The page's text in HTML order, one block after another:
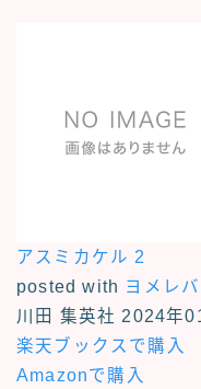
アスミカケル 2
posted with ヨメレバ
川田 集英社 2024年
楽天ブックスで購入
Amazonで購入